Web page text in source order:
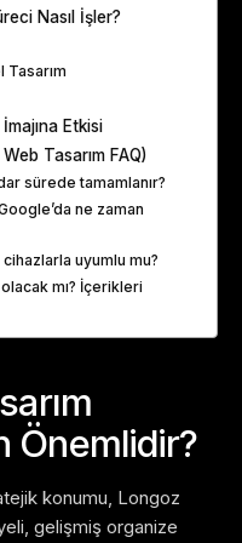
Nasıl İşler?
Tasarım
Etkisi
Tasarım FAQ)
sürede tamamlanır?
ne zaman
uyumlu mu?
mı? İçerikleri
Önemlidir?
konumu, Longoz
gelişmiş organize